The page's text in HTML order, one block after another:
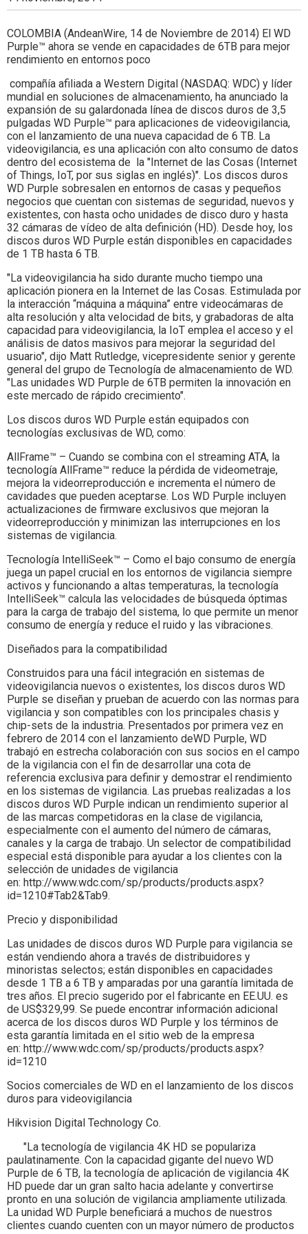
Colombia.
COLOMBIA (AndeanWire, 14 de Noviembre de 2014) El WD
Purple™ ahora se vende en capacidades de 6TB para mejor
rendimiento en entornos poco
compañía afiliada a Western Digital (NASDAQ: WDC) y líder
mundial en soluciones de almacenamiento, ha anunciado la
expansión de su galardonada línea de discos duros de 3,5
pulgadas WD Purple™ para aplicaciones de videovigilancia,
con el lanzamiento de una nueva capacidad de 6 TB. La
videovigilancia, es una aplicación con alto consumo de datos
dentro del ecosistema de la "Internet de las Cosas (Internet
of Things, IoT, por sus siglas en inglés)". Los discos duros
WD Purple sobresalen en entornos de casas y pequeños
negocios que cuentan con sistemas de seguridad, nuevos y
existentes, con hasta ocho unidades de disco duro y hasta
32 cámaras de vídeo de alta definición (HD). Desde hoy, los
discos duros WD Purple están disponibles en capacidades
de 1 TB hasta 6 TB.
"La videovigilancia ha sido durante mucho tiempo una
aplicación pionera en la Internet de las Cosas. Estimulada por
la interacción “máquina a máquina” entre videocámaras de
alta resolución y alta velocidad de bits, y grabadoras de alta
capacidad para videovigilancia, la IoT emplea el acceso y el
análisis de datos masivos para mejorar la seguridad del
usuario", dijo Matt Rutledge, vicepresidente senior y gerente
general del grupo de Tecnología de almacenamiento de WD.
"Las unidades WD Purple de 6TB permiten la innovación en
este mercado de rápido crecimiento".
Los discos duros WD Purple están equipados con
tecnologías exclusivas de WD, como:
AllFrame™ – Cuando se combina con el streaming ATA, la
tecnología AllFrame™ reduce la pérdida de videometraje,
mejora la videorreproducción e incrementa el número de
cavidades que pueden aceptarse. Los WD Purple incluyen
actualizaciones de firmware exclusivos que mejoran la
videorreproducción y minimizan las interrupciones en los
sistemas de vigilancia.
Tecnología IntelliSeek™ – Como el bajo consumo de energía
juega un papel crucial en los entornos de vigilancia siempre
activos y funcionando a altas temperaturas, la tecnología
IntelliSeek™ calcula las velocidades de búsqueda óptimas
para la carga de trabajo del sistema, lo que permite un menor
consumo de energía y reduce el ruido y las vibraciones.
Diseñados para la compatibilidad
Construidos para una fácil integración en sistemas de
videovigilancia nuevos o existentes, los discos duros WD
Purple se diseñan y prueban de acuerdo con las normas para
vigilancia y son compatibles con los principales chasis y
chip-sets de la industria. Presentados por primera vez en
febrero de 2014 con el lanzamiento deWD Purple, WD
trabajó en estrecha colaboración con sus socios en el campo
de la vigilancia con el fin de desarrollar una cota de
referencia exclusiva para definir y demostrar el rendimiento
en los sistemas de vigilancia. Las pruebas realizadas a los
discos duros WD Purple indican un rendimiento superior al
de las marcas competidoras en la clase de vigilancia,
especialmente con el aumento del número de cámaras,
canales y la carga de trabajo. Un selector de compatibilidad
especial está disponible para ayudar a los clientes con la
selección de unidades de vigilancia
en: http://www.wdc.com/sp/products/products.aspx?
id=1210#Tab2&Tab9.
Precio y disponibilidad
Las unidades de discos duros WD Purple para vigilancia se
están vendiendo ahora a través de distribuidores y
minoristas selectos; están disponibles en capacidades
desde 1 TB a 6 TB y amparadas por una garantía limitada de
tres años. El precio sugerido por el fabricante en EE.UU. es
de US$329,99. Se puede encontrar información adicional
acerca de los discos duros WD Purple y los términos de
esta garantía limitada en el sitio web de la empresa
en: http://www.wdc.com/sp/products/products.aspx?
id=1210
Socios comerciales de WD en el lanzamiento de los discos
duros para videovigilancia
Hikvision Digital Technology Co.
"La tecnología de vigilancia 4K HD se populariza
paulatinamente. Con la capacidad gigante del nuevo WD
Purple de 6 TB, la tecnología de aplicación de vigilancia 4K
HD puede dar un gran salto hacia adelante y convertirse
pronto en una solución de vigilancia ampliamente utilizada.
La unidad WD Purple beneficiará a muchos de nuestros
clientes cuando cuenten con un mayor número de productos